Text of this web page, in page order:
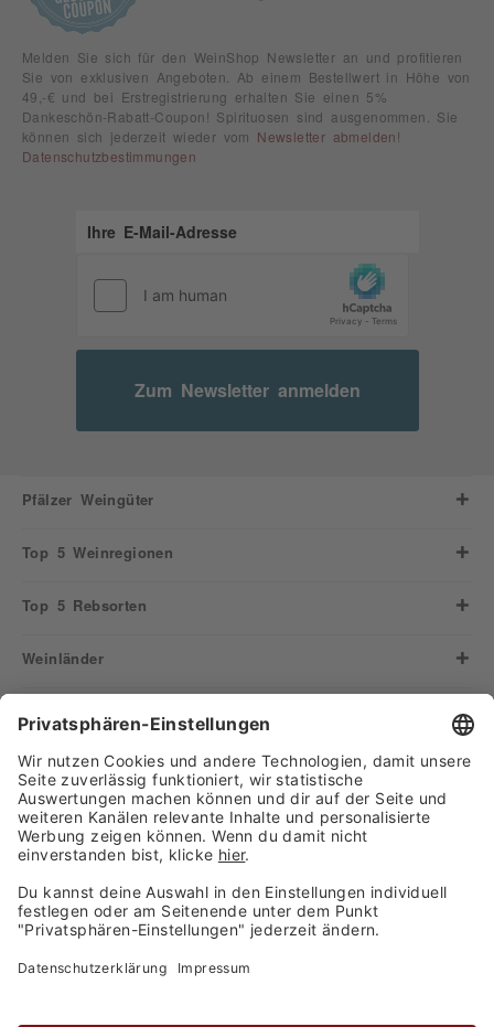
Melden Sie sich für den WeinShop Newsletter an und profitieren
Sie von exklusiven Angeboten. Ab einem Bestellwert in Höhe von
49,-€ und bei Erstregistrierung erhalten Sie einen 5%
Dankeschön-Rabatt-Coupon! Spirituosen sind ausgenommen. Sie
können sich jederzeit wieder vom Newsletter abmelden !
Datenschutzbestimmungen
Zum Newsletter anmelden
Pfälzer Weingüter
Top 5 Weinregionen
Top 5 Rebsorten
Weinländer
Informationen
Informationen
Zahlungsarten